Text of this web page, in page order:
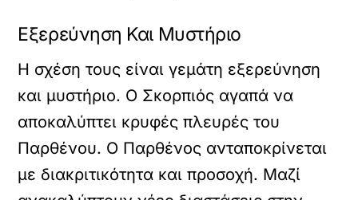
Εξερεύνηση Και Μυστήριο
Η σχέση τους είναι γεμάτη εξερεύνηση
και μυστήριο. Ο Σκορπιός αγαπά να
αποκαλύπτει κρυφές πλευρές του
Παρθένου. Ο Παρθένος ανταποκρίνεται
με διακριτικότητα και προσοχή. Μαζί